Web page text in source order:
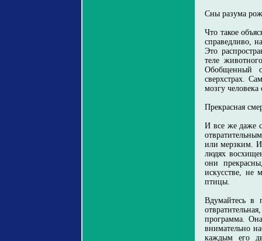
Сны разума
Что такое
справедливо,
Это
теле
Обобщенный
сверхстрах.
мозгу
Прекрасная
И все же даже
или мерзким.
людях
они
искусстве, не
птицы.
Вдумайтесь в
программа.
внимательно
каждым его